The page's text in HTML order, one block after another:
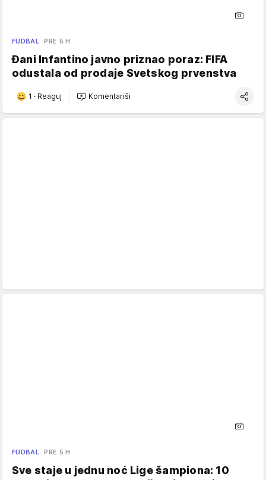
FUDBAL PRE 5 H
Đani Infantino javno priznao poraz: FIFA
odustala od prodaje Svetskog prvenstva
1 · Reaguj Komentariši
FUDBAL PRE 5 H
Sve staje u jednu noć Lige šampiona: 10